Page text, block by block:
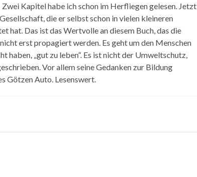
Kapitel habe ich schon im Herfliegen gelesen. Jetzt
die er selbst schon in vielen kleineren
hat. Das ist das Wertvolle an diesem Buch, das die
erst propagiert werden. Es geht um den Menschen
haben, „gut zu leben“. Es ist nicht der Umweltschutz,
Vor allem seine Gedanken zur Bildung
Götzen Auto. Lesenswert.